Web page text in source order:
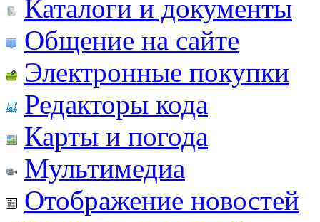
Каталоги и документы
Общение на сайте
Электронные покупки
Редакторы кода
Карты и погода
Мультимедиа
Отображение новостей